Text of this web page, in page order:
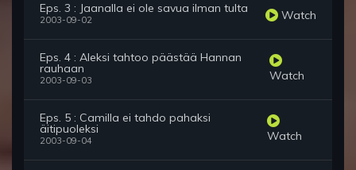
Eps. 3 : Jaanalla ei ole savua ilman tulta
2003-09-02 Watch
Eps. 4 : Aleksi tahtoo päästää Hannan
rauhaan
2003-09-03 Watch
Eps. 5 : Camilla ei tahdo pahaksi
äitipuoleksi
2003-09-04 Watch